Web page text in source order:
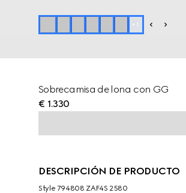
+ 1
Sobrecamisa de lona con GG
€ 1.330
DESCRIPCIÓN DE PRODUCTO
Style ‎794808 ZAF4S 2580